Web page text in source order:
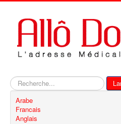
Rechercher
Arabe
Francais
Anglais